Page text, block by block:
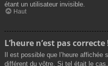
étant un utilisateur invisible.
Haut
L’heure n’est pas correcte
Il est possible que l’heure affichée
différent du vôtre. Si tel était le